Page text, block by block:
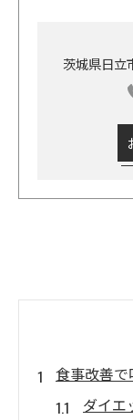
茨城県日立
食事改善で
ダイエ